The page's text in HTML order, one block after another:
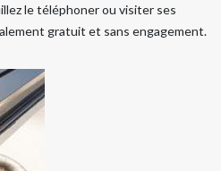
le téléphoner ou visiter ses
gratuit et sans engagement.